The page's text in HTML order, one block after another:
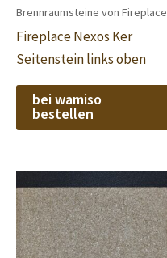
Brennraumsteine von Fireplace
Fireplace Nexos Ker
Seitenstein links oben
bei wamiso
bestellen